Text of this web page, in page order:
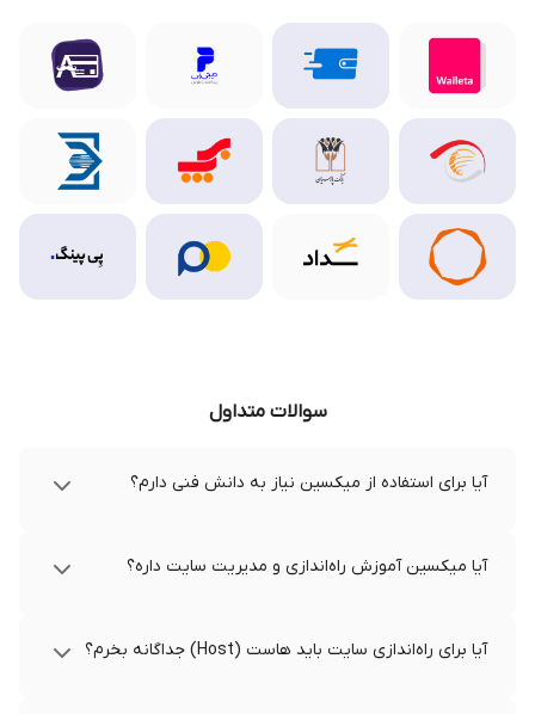
سوالات متداول
آیا برای استفاده از میکسین نیاز به دانش فنی دارم؟
آیا میکسین آموزش راه‌اندازی و مدیریت سایت داره؟
آیا برای راه‌اندازی سایت باید هاست (Host) جداگانه بخرم؟